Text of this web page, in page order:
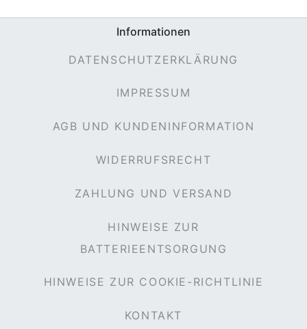
Informationen
DATENSCHUTZERKLÄRUNG
IMPRESSUM
AGB UND KUNDENINFORMATION
WIDERRUFSRECHT
ZAHLUNG UND VERSAND
HINWEISE ZUR
BATTERIEENTSORGUNG
HINWEISE ZUR COOKIE-RICHTLINIE
KONTAKT